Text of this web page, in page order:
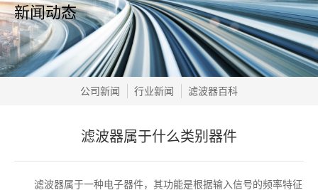
新闻动态
公司新闻 行业新闻 滤波器百科
滤波器属于什么类别器件
滤波器属于一种电子器件，其功能是根据输入信号的频率特征